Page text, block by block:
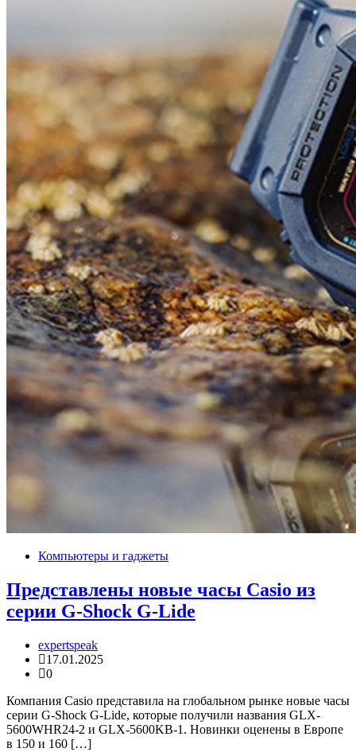
Компьютеры и гаджеты
Представлены новые часы Casio из
серии G-Shock G-Lide
expertspeak
17.01.2025
0
Компания Casio представила на глобальном рынке новые часы
серии G-Shock G-Lide, которые получили названия GLX-
5600WHR24-2 и GLX-5600KB-1. Новинки оценены в Европе
в 150 и 160 […]